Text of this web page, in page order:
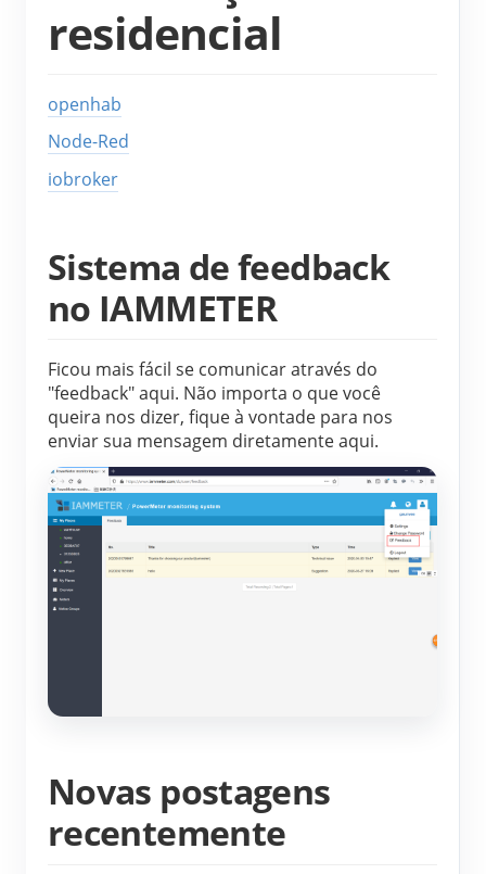
IAMMETER Simulator
Sistema de previsão e simulação de energia
Aplicações
Monitor de consumo de eletricidade
Sistema de controle de aquecedor FV
Monitoramento de energia da fábrica
Recursos
Início rápido do produto
Vídeo tutorial
FAQ
Notícias
Blog
Comunidade
Programa de contribuidores
Centro de contribuidores
Atividades IAMMETER
Fórum
App Loja
Explorar site
Soluções
Contato
Sobre nós
residencial
openhab
Node-Red
iobroker
Sistema de feedback
no IAMMETER
Ficou mais fácil se comunicar através do
"feedback" aqui. Não importa o que você
queira nos dizer, fique à vontade para nos
enviar sua mensagem diretamente aqui.
Novas postagens
recentemente